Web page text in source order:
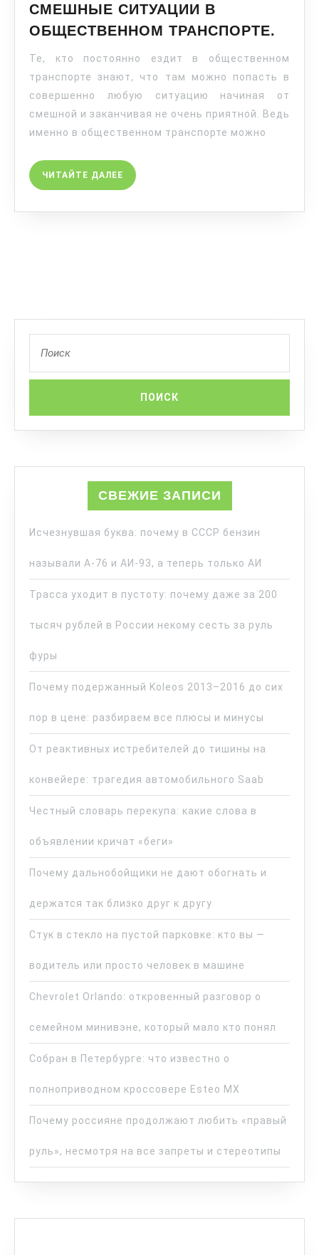
СМЕШНЫЕ СИТУАЦИИ В
ОБЩЕСТВЕННОМ ТРАНСПОРТЕ.
Те, кто постоянно ездит в общественном
транспорте знают, что там можно попасть в
совершенно любую ситуацию начиная от
смешной и заканчивая не очень приятной. Ведь
именно в общественном транспорте можно
ЧИТАЙТЕ ДАЛЕЕ
СВЕЖИЕ ЗАПИСИ
Исчезнувшая буква: почему в СССР бензин
называли А-76 и АИ-93, а теперь только АИ
Трасса уходит в пустоту: почему даже за 200
тысяч рублей в России некому сесть за руль
фуры
Почему подержанный Koleos 2013–2016 до сих
пор в цене: разбираем все плюсы и минусы
От реактивных истребителей до тишины на
конвейере: трагедия автомобильного Saab
Честный словарь перекупа: какие слова в
объявлении кричат «беги»
Почему дальнобойщики не дают обогнать и
держатся так близко друг к другу
Стук в стекло на пустой парковке: кто вы —
водитель или просто человек в машине
Chevrolet Orlando: откровенный разговор о
семейном минивэне, который мало кто понял
Собран в Петербурге: что известно о
полноприводном кроссовере Esteo MX
Почему россияне продолжают любить «правый
руль», несмотря на все запреты и стереотипы